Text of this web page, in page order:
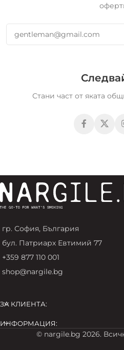
Стани част от яката
гр. София, България
бул. Патриарх Евтимий 77
+359 877 110 001
shop@nargile.bg
ЗА КЛИЕНТА:
ИНФОРМАЦИЯ:
© nargile.bg 2026.